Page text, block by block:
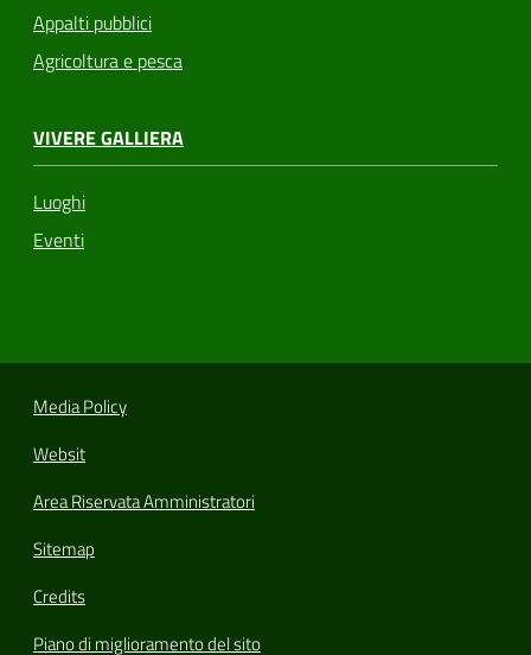
Appalti pubblici
Agricoltura e pesca
VIVERE GALLIERA
Luoghi
Eventi
Media Policy
Websit
Area Riservata Amministratori
Sitemap
Credits
Piano di miglioramento del sito